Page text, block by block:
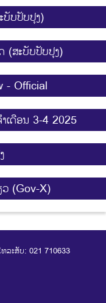
ບັບປັບປຸງ)
(ສະບັບປັບປຸງ)
- Official
ເດືອນ 3-4 2025
(Gov-X)
ລະສັບ: 021 710633